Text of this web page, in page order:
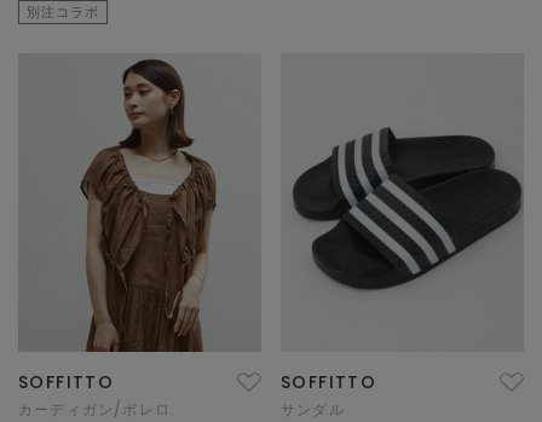
別注コラボ
SOFFITTO
カーディガン/ボレロ
SOFFITTO
サンダル